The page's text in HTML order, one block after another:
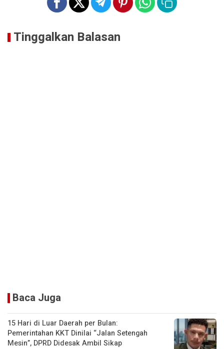
Tinggalkan Balasan
Baca Juga
15 Hari di Luar Daerah per Bulan:
Pemerintahan KKT Dinilai “Jalan Setengah
Mesin”, DPRD Didesak Ambil Sikap